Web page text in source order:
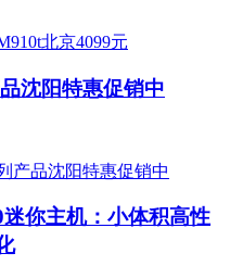
沈阳特惠促销中
你主机：小体积高性